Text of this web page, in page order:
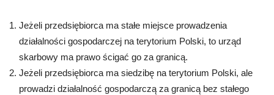
Jeżeli przedsiębiorca ma stałe miejsce prowadzenia
działalności gospodarczej na terytorium Polski, to urząd
skarbowy ma prawo ścigać go za granicą.
Jeżeli przedsiębiorca ma siedzibę na terytorium Polski, ale
prowadzi działalność gospodarczą za granicą bez stałego